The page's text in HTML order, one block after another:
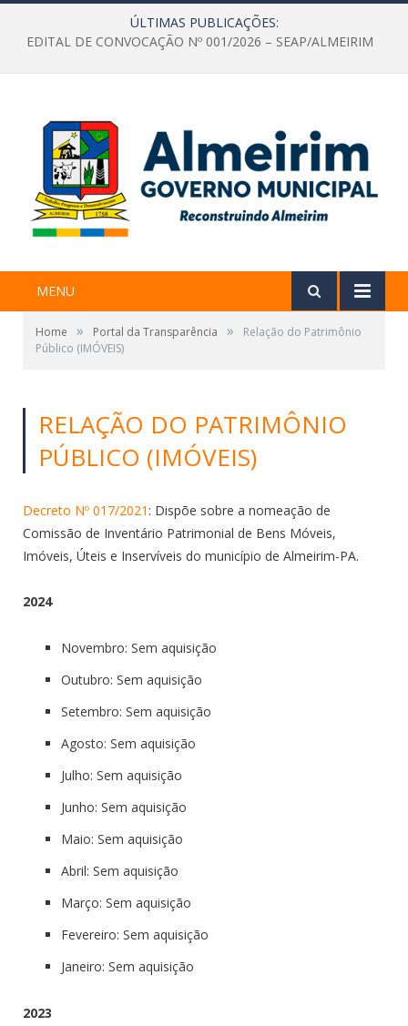
ÚLTIMAS PUBLICAÇÕES:
EDITAL DE CONVOCAÇÃO Nº 001/2026 – SEAP/ALMEIRIM
MENU
Home » Portal da Transparência »
Relação do Patrimônio
Público (IMÓVEIS)
RELAÇÃO DO PATRIMÔNIO
PÚBLICO (IMÓVEIS)
Decreto Nº 017/2021 : Dispõe sobre a nomeação de
Comissão de Inventário Patrimonial de Bens Móveis,
Imóveis, Úteis e Inservíveis do município de Almeirim-PA.
2024
Novembro: Sem aquisição
Outubro: Sem aquisição
Setembro: Sem aquisição
Agosto: Sem aquisição
Julho: Sem aquisição
Junho: Sem aquisição
Maio: Sem aquisição
Abril: Sem aquisição
Março: Sem aquisição
Fevereiro: Sem aquisição
Janeiro: Sem aquisição
2023